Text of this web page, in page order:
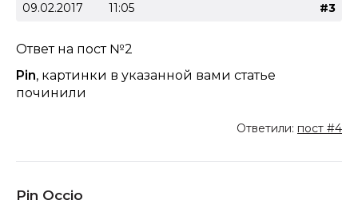
09.02.2017 11:05 #3
Ответ на пост №2
Pin, картинки в указанной вами статье
починили
Ответили: пост #4
Pin Occio